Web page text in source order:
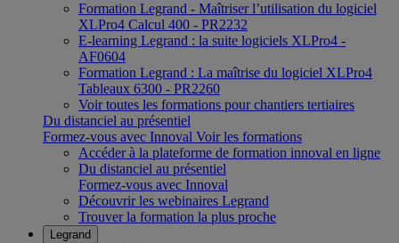
Formation Legrand - Maîtriser l’utilisation du logiciel
XLPro4 Calcul 400 - PR2232
E-learning Legrand : la suite logiciels XLPro4 -
AF0604
Formation Legrand : La maîtrise du logiciel XLPro4
Tableaux 6300 - PR2260
Voir toutes les formations pour chantiers tertiaires
Du distanciel au présentiel
Formez-vous avec Innoval Voir les formations
Accéder à la plateforme de formation innoval en ligne
Du distanciel au présentiel
Formez-vous avec Innoval
Découvrir les webinaires Legrand
Trouver la formation la plus proche
Legrand